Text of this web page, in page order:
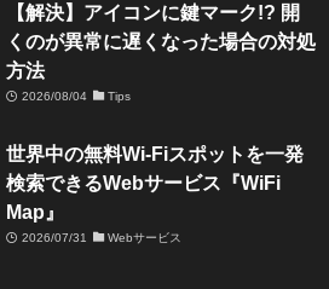
【解決】アイコンに鍵マーク!? 開
くのが異常に遅くなった場合の対処
方法
2026/08/04 Tips
世界中の無料Wi-Fiスポットを一発
検索できるWebサービス『WiFi
Map』
2026/07/31 Webサービス